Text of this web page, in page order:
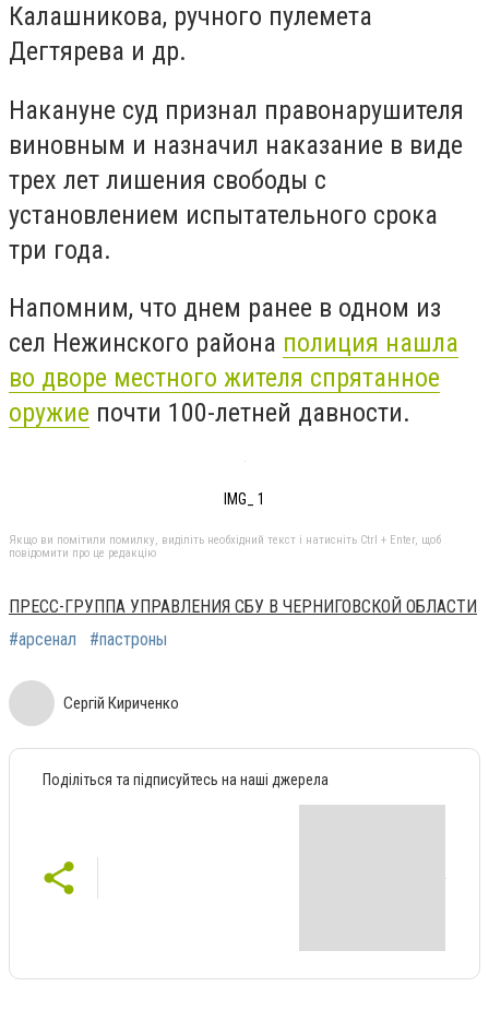
Калашникова, ручного пулемета
Дегтярева и др.
Накануне суд признал правонарушителя
виновным и назначил наказание в виде
трех лет лишения свободы с
установлением испытательного срока
три года.
Напомним, что днем ранее в одном из
сел Нежинского района полиция нашла
во дворе местного жителя спрятанное
оружие почти 100-летней давности.
IMG_ 1
Якщо ви помітили помилку, виділіть необхідний текст і натисніть Ctrl + Enter, щоб
повідомити про це редакцію
ПРЕСС-ГРУППА УПРАВЛЕНИЯ СБУ В ЧЕРНИГОВСКОЙ ОБЛАСТИ
#арсенал
#пастроны
Сергій Кириченко
Поділіться та підписуйтесь на наші джерела